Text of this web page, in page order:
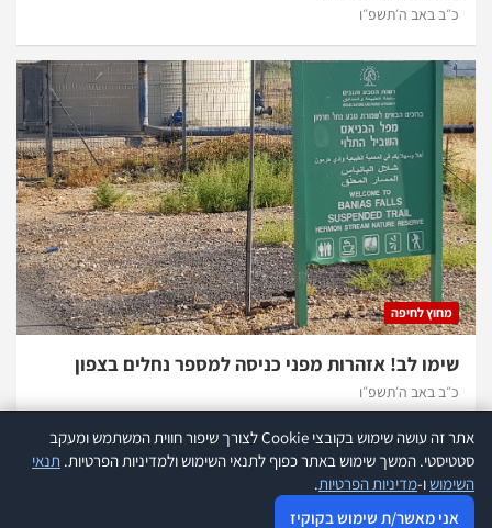
כ״ב באב ה׳תשפ״ו
מחוץ לחיפה
שימו לב! אזהרות מפני כניסה למספר נחלים בצפון
כ״ב באב ה׳תשפ״ו
כל הזכויות שמורות להנהלת אתר 970 |
מדיניות פרטיות
אתר זה עושה שימוש בקובצי Cookie לצורך שיפור חווית המשתמש ומעקב
סטטיסטי. המשך שימוש באתר כפוף לתנאי השימוש ולמדיניות הפרטיות. תנאי
השימושו-מדיניות הפרטיות.
אני מאשר/ת שימוש בקוקיז
אתר זה עושה שימוש בקוקיז לצורך שיפור חווית המשתמש ומעקב סטטיסטי.
עוד
אני מאשר שימוש בקוקיז